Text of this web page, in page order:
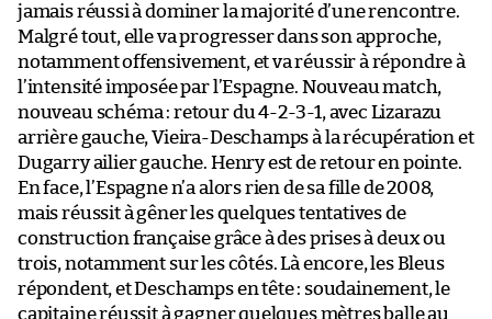
jamais réussi à dominer la majorité d’une rencontre.
Malgré tout, elle va progresser dans son approche,
notamment offensivement, et va réussir à répondre à
l’intensité imposée par l’Espagne. Nouveau match,
nouveau schéma : retour du 4-2-3-1, avec Lizarazu
arrière gauche, Vieira-Deschamps à la récupération et
Dugarry ailier gauche. Henry est de retour en pointe.
En face, l’Espagne n’a alors rien de sa fille de 2008,
mais réussit à gêner les quelques tentatives de
construction française grâce à des prises à deux ou
trois, notamment sur les côtés. Là encore, les Bleus
répondent, et Deschamps en tête : soudainement, le
capitaine réussit à gagner quelques mètres balle au